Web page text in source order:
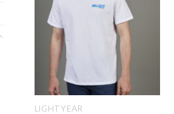
LIGHTYEAR